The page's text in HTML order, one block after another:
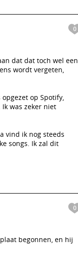
0
dat dat toch wel een
wordt vergeten,
op Spotify,
was zeker niet
vind ik nog steeds
songs. Ik zal dit
0
begonnen, en hij